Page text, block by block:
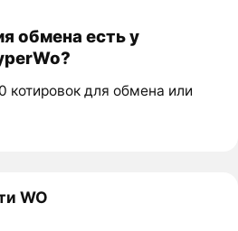
обмена есть у
котировок для обмена или
WO